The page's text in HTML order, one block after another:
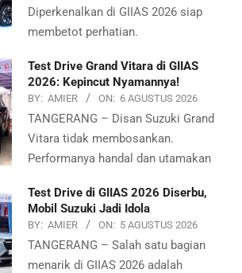
Diperkenalkan di GIIAS 2026 siap
membetot perhatian.
Test Drive Grand Vitara di GIIAS
2026: Kepincut Nyamannya!
BY: AMIER ON: 6 AGUSTUS 2026
TANGERANG – Disan Suzuki Grand
Vitara tidak membosankan.
Performanya handal dan utamakan
Test Drive di GIIAS 2026 Diserbu,
Mobil Suzuki Jadi Idola
BY: AMIER ON: 5 AGUSTUS 2026
TANGERANG – Salah satu bagian
menarik di GIIAS 2026 adalah